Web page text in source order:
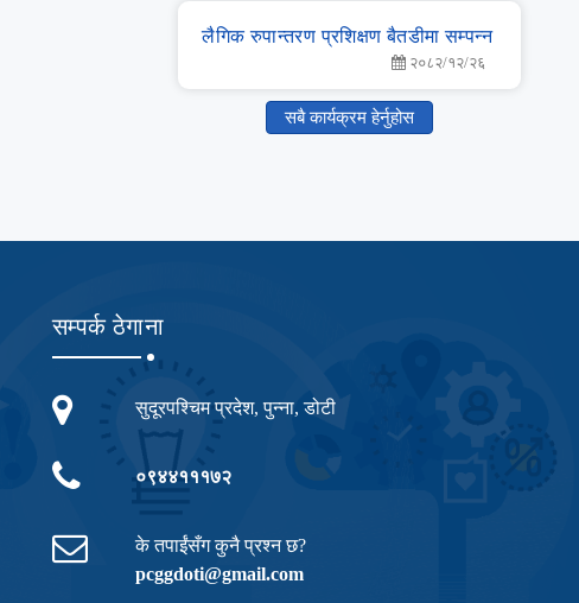
लै‌गिक रुपान्‍तरण प्रशिक्षण बैतडीमा सम्‍पन्‍न
२०८२/१२/२६
सबै कार्यक्रम हेर्नुहोस
सम्पर्क ठेगाना
सुदूरपश्चिम प्रदेश, पुन्ना, डोटी
०९४४१११७२
के तपाईंसँग कुनै प्रश्न छ?
pcggdoti@gmail.com